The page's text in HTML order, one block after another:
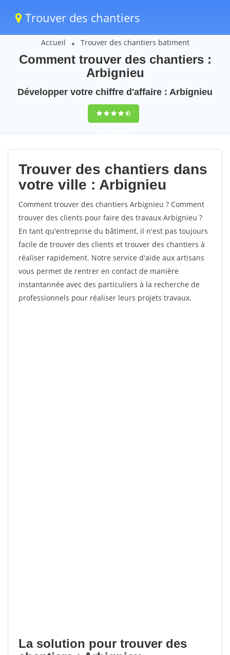
Trouver des chantiers
Accueil Trouver des chantiers batiment
Comment trouver des chantiers :
Arbignieu
Développer votre chiffre d'affaire : Arbignieu
9,5(100%)39
votes
Trouver des chantiers dans
votre ville : Arbignieu
Comment trouver des chantiers Arbignieu ? Comment
trouver des clients pour faire des travaux Arbignieu ?
En tant qu'entreprise du bâtiment, il n'est pas toujours
facile de trouver des clients et trouver des chantiers à
réaliser rapidement. Notre service d'aide aux artisans
vous permet de rentrer en contact de manière
instantannée avec des particuliers à la recherche de
professionnels pour réaliser leurs projets travaux.
La solution pour trouver des